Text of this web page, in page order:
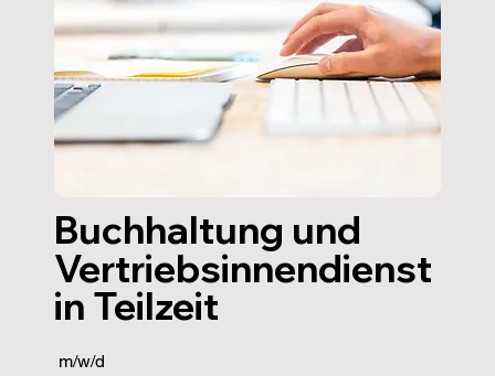
Buchhaltung und
Vertriebsinnendienst
in Teilzeit
Buchhaltung und
Vertriebsinnendienst
in Teilzeit
m/w/d